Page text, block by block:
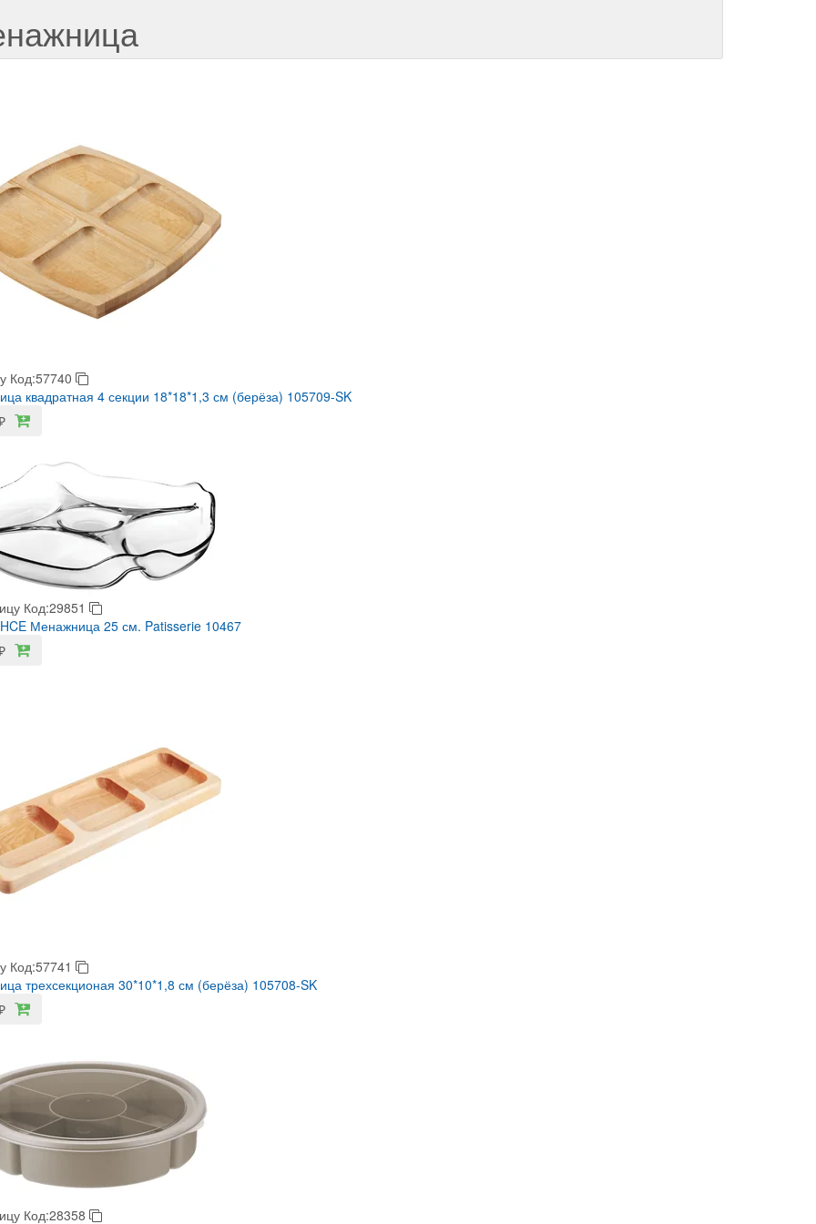
Код:57740
квадратная 4 секции 18*18*1,3 см (берёза) 105709-SK
Код:29851
Менажница 25 см. Patisserie 10467
Код:57741
трехсекционая 30*10*1,8 см (берёза) 105708-SK
Код:28358